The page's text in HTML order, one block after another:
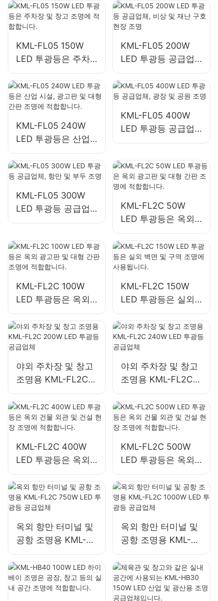
명에 적합합니다. 명에 사용됩니다.
KML-FL05 150W
LED 투광등은 주차
장 및 창고 조명에 적
합합니다.
KML-FL05 200W
LED 투광등 공급업
체, 비상 및 재난 구
호 현장 조명
KML-FL05 240W
LED 투광등은 산업
시설, 광고판 및 대형
간판 조명에 적합합
니다.
KML-FL05 400W
LED 투광등 공급업
체, 광장 및 공원 조
KML-FL05 300W
LED 투광등 공급업
체, 항만 및 부두 조
KML-FL2C 50W
LED 투광등은 옥외
광고판 및 대형 간판
조명에 적합합니다.
KML-FL2C 100W
LED 투광등은 옥외
광고판 및 대형 간판
조명에 적합합니다.
KML-FL2C 150W
LED 투광등은 실외
벽면 및 구역 조명에
사용됩니다.
야외 주차장 및 창고
조명용 KML-FL2C
200W LED 투광등
공급업체
야외 주차장 및 창고
조명용 KML-FL2C
240W LED 투광등
공급업체
KML-FL2C 400W
LED 투광등은 옥외
건물 외관 및 건설 현
장 조명에 적합합니
다.
KML-FL2C 500W
LED 투광등은 옥외
건물 외관 및 건설 현
장 조명에 적합합니
다.
옥외 항만 터미널 및
공항 조명용 KML-
FL2C 750W LED 투
광등 공급업체
옥외 항만 터미널 및
공항 조명용 KML-
FL2C 1000W LED
투광등 공급업체